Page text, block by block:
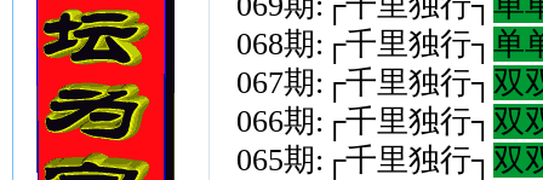
068期:┌千里独行┐ 单
067期:┌千里独行┐ 双
066期:┌千里独行┐ 双
065期:┌千里独行┐ 双